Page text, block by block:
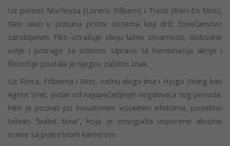
Uz pomoć Morfeusa (Lorens Fišbern) i Triniti (Keri-En Mos),
Neo ulazi u pobunu protiv sistema koji drži čovečanstvo
zarobljenim. Film istražuje ideju lažne stvarnosti, slobodne
volje i potrage za istinom. Upravo ta kombinacija akcije i
filozofije postala je njegov zaštitni znak.
Uz Rivsa, Fišberna i Mos, važnu ulogu ima i Hjugo Viving kao
Agent Smit, jedan od najupečatljivijih negativaca tog perioda.
Film je poznat po inovativnim vizuelnim efektima, posebno
tehnici “bullet time”, koja je omogućila usporene akcione
scene sa pokretnom kamerom.